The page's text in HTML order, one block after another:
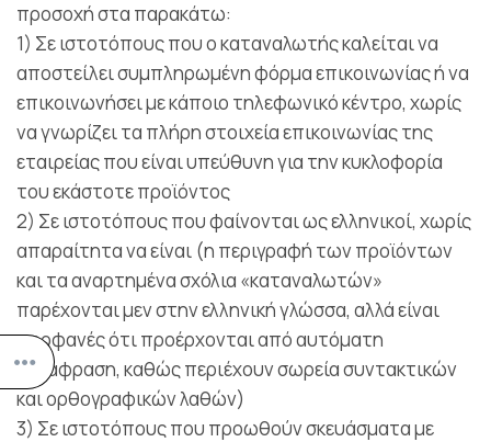
προσοχή στα παρακάτω:
1) Σε ιστοτόπους που ο καταναλωτής καλείται να
αποστείλει συμπληρωμένη φόρμα επικοινωνίας ή να
επικοινωνήσει με κάποιο τηλεφωνικό κέντρο, χωρίς
να γνωρίζει τα πλήρη στοιχεία επικοινωνίας της
εταιρείας που είναι υπεύθυνη για την κυκλοφορία
του εκάστοτε προϊόντος
2) Σε ιστοτόπους που φαίνονται ως ελληνικοί, χωρίς
απαραίτητα να είναι (η περιγραφή των προϊόντων
και τα αναρτημένα σχόλια «καταναλωτών»
παρέχονται μεν στην ελληνική γλώσσα, αλλά είναι
προφανές ότι προέρχονται από αυτόματη
μετάφραση, καθώς περιέχουν σωρεία συντακτικών
και ορθογραφικών λαθών)
3) Σε ιστοτόπους που προωθούν σκευάσματα με